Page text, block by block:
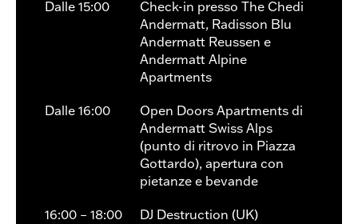
Dalle 15:00
Check-in presso The Chedi
Andermatt, Radisson Blu
Andermatt Reussen e
Andermatt Alpine
Apartments
Dalle 16:00
Open Doors Apartments di
Andermatt Swiss Alps
(punto di ritrovo in Piazza
Gottardo), apertura con
pietanze e bevande
16:00 – 18:00
DJ Destruction (UK)